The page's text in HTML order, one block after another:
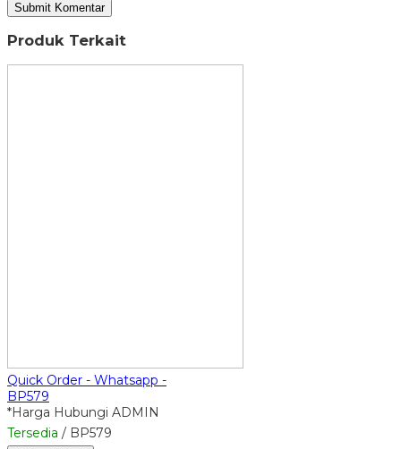
Produk Terkait
Quick Order - Whatsapp -
BP579
*Harga Hubungi ADMIN
Tersedia / BP579